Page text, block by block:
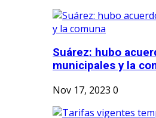
Suárez: hubo
municipales y la
Nov 17, 2023 0